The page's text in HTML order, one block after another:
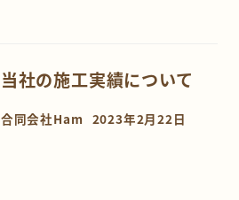
当社の施工実績について
合同会社Ham 2023年2月22日